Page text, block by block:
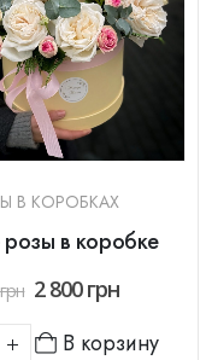
В КОРОБКАХ
в коробке
грн 2 800грн
В корзину